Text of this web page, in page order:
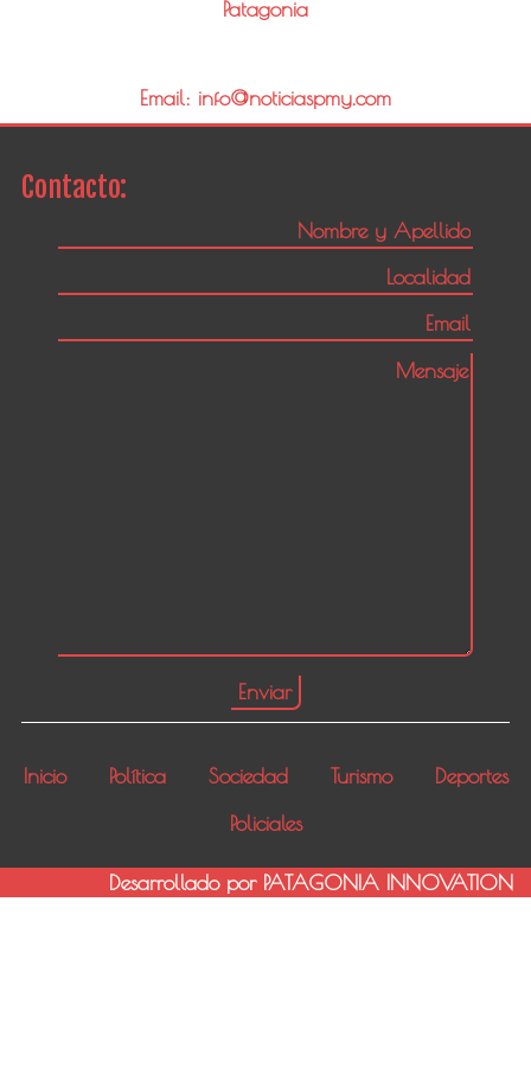
Patagonia
Email: info@noticiaspmy.com
Contacto:
Inicio Política Sociedad Turismo
Deportes
Policiales
Desarrollado por PATAGONIA INNOVATION